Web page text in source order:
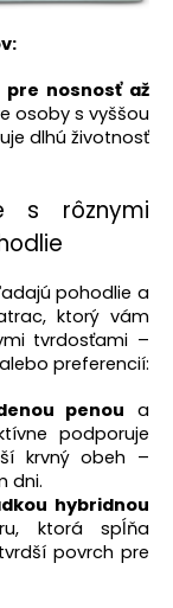
pre nosnosť až
osoby s vyššou
dlhú životnosť
s rôznymi
pohodlie a
ktorý vám
tvrdosťami –
preferencií:
penou a
podporuje
krvný obeh –
dni.
hybridnou
ktorá spĺňa
povrch pre